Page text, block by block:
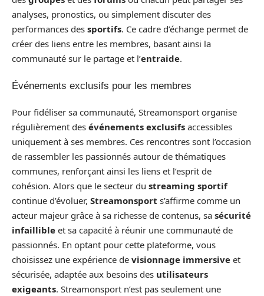
analyses, pronostics, ou simplement discuter des
performances des sportifs. Ce cadre d’échange permet de
créer des liens entre les membres, basant ainsi la
communauté sur le partage et l’entraide.
Événements exclusifs pour les membres
Pour fidéliser sa communauté, Streamonsport organise
régulièrement des événements exclusifs accessibles
uniquement à ses membres. Ces rencontres sont l’occasion
de rassembler les passionnés autour de thématiques
communes, renforçant ainsi les liens et l’esprit de
cohésion. Alors que le secteur du streaming sportif
continue d’évoluer, Streamonsport s’affirme comme un
acteur majeur grâce à sa richesse de contenus, sa sécurité
infaillible et sa capacité à réunir une communauté de
passionnés. En optant pour cette plateforme, vous
choisissez une expérience de visionnage immersive et
sécurisée, adaptée aux besoins des utilisateurs
exigeants. Streamonsport n’est pas seulement une